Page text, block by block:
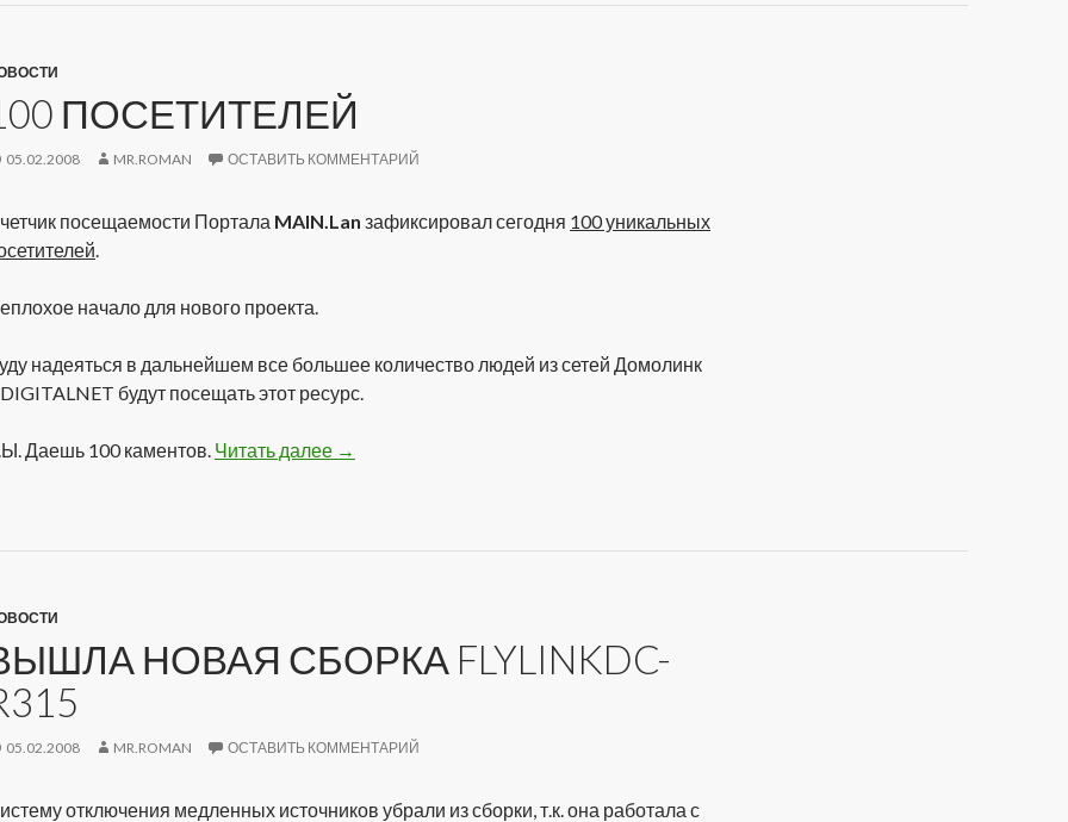
ПОСЕТИТЕЛЕЙ
05.02.2008 MR.ROMAN ОСТАВИТЬ КОММЕНТАРИЙ
посещаемости Портала MAIN.Lan зафиксировал сегодня 100 уникальных
.
начало для нового проекта.
надеяться в дальнейшем все большее количество людей из сетей Домолинк
будут посещать этот ресурс.
Даешь 100 каментов. Читать далее 100 Посетителей
→
НОВАЯ СБОРКА FLYLINKDC-
05.02.2008 MR.ROMAN ОСТАВИТЬ КОММЕНТАРИЙ
отключения медленных источников убрали из сборки, т.к. она работала с